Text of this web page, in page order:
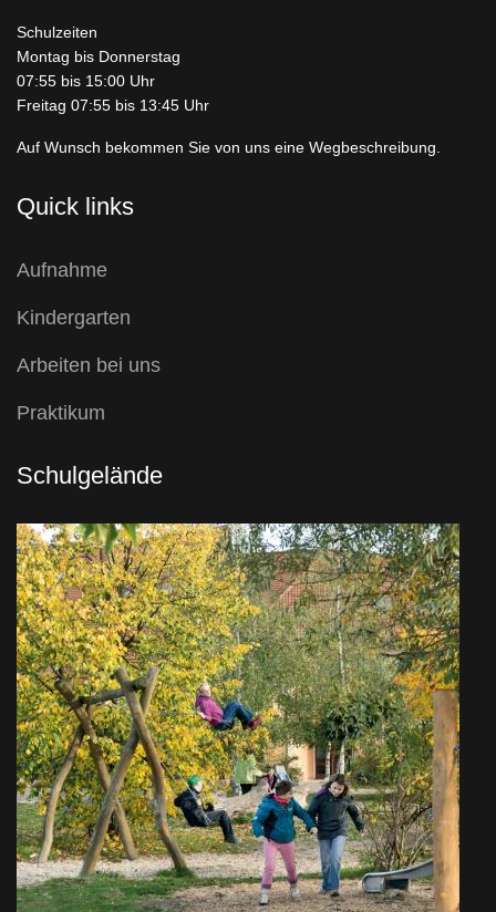
Schulzeiten
Montag bis Donnerstag
07:55 bis 15:00 Uhr
Freitag 07:55 bis 13:45 Uhr
Auf Wunsch bekommen Sie von uns eine Wegbeschreibung.
Quick links
Aufnahme
Kindergarten
Arbeiten bei uns
Praktikum
Schulgelände